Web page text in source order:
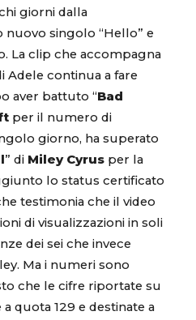
giorni dalla
singolo “Hello” e
La clip che accompagna
Adele continua a fare
aver battuto “Bad
per il numero di
giorno, ha superato
” di Miley Cyrus per la
lo status certificato
testimonia che il video
di visualizzazioni in soli
dei sei che invece
Ma i numeri sono
che le cifre riportate su
quota 129 e destinate a